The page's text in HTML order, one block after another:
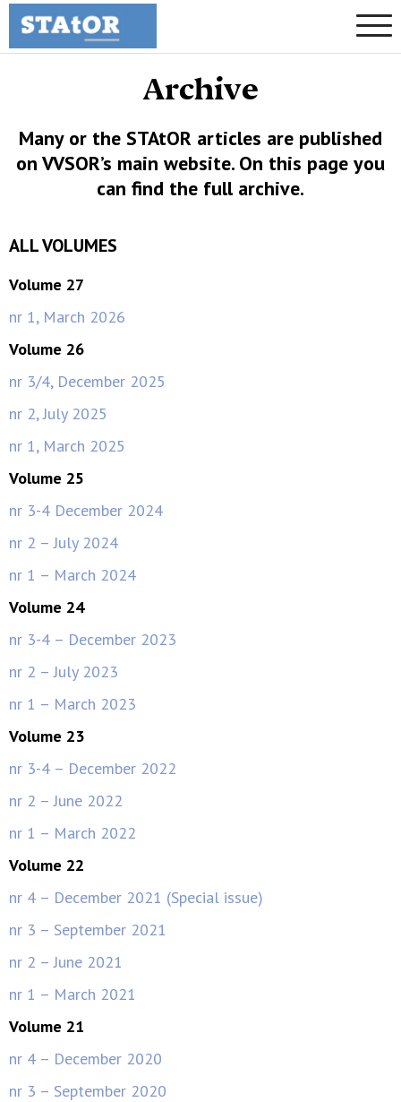
Archive
Many or the STAtOR articles are published
on VVSOR’s main website. On this page you
can find the full archive.
ALL VOLUMES
Volume 27
nr 1, March 2026
Volume 26
nr 3/4, December 2025
nr 2, July 2025
nr 1, March 2025
Volume 25
nr 3-4 December 2024
nr 2 – July 2024
nr 1 – March 2024
Volume 24
nr 3-4 – December 2023
nr 2 – July 2023
nr 1 – March 2023
Volume 23
nr 3-4 – December 2022
nr 2 – June 2022
nr 1 – March 2022
Volume 22
nr 4 – December 2021 (Special issue)
nr 3 – September 2021
nr 2 – June 2021
nr 1 – March 2021
Volume 21
nr 4 – December 2020
nr 3 – September 2020